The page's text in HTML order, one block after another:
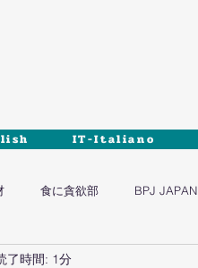
IT-Italiano
食に貪欲部 BPJ JAPAN
了時間: 1分